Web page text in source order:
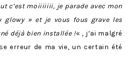
c’est moiiiiiii, je parade avec mon
glowy » et je vous fous grave les
déjà bien installée !« , j’ai malgré
erreur de ma vie, un certain été